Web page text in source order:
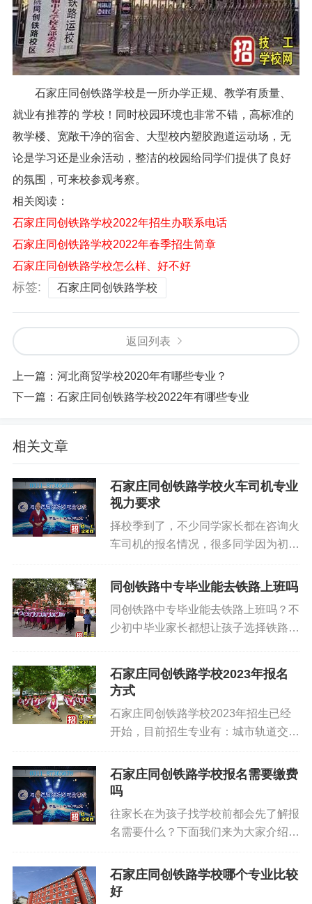
石家庄同创铁路学校是一所办学正规、教学有质量、
就业有推荐的 学校！同时校园环境也非常不错，高标准的
教学楼、宽敞干净的宿舍、大型校内塑胶跑道运动场，无
论是学习还是业余活动，整洁的校园给同学们提供了良好
的氛围，可来校参观考察。
相关阅读：
石家庄同创铁路学校2022年招生办联系电话
石家庄同创铁路学校2022年春季招生简章
石家庄同创铁路学校怎么样、好不好
标签: 石家庄同创铁路学校
返回列表
上一篇： 河北商贸学校2020年有哪些专业？
下一篇： 石家庄同创铁路学校2022年有哪些专业
相关文章
石家庄同创铁路学校火车司机专业
视力要求
择校季到了，不少同学家长都在咨询火
车司机的报名情况，很多同学因为初中
么石家庄同创铁路学校火车司机专业视
车司机专业近视眼能学吗？ 根据铁路
机车车辆驾驶证体检近视眼是不限制考
驾照视力的要求如下： 1、无重度近
视、远视、弱视等情况； 2、无色盲、
色弱、辩色不清等情况； 3、无夜盲、
夜视障碍等问题。 学生视力满足以上
约电话18803116861 或
18332470647（同微信）。 ...
同创铁路中专毕业能去铁路上班吗
同创铁路中专毕业能去铁路上班吗？不
少初中毕业家长都想让孩子选择铁路学
杨老师来的大家介绍一下。 中专毕业
后就业形式： 1、工作定位：基础型、
服务型岗位就业； 2、就业身份：工人
身份、技工身份就业； 3、薪资待遇：
据工种及环境地域的影响有所区别；
4、岗位需求：基础岗位需求量大，没
必要招聘高学历从而增加使用成本。
通过以上四点大家不难看出，中专生毕
国企单位相对来说工资水平还是比其他
单位的基础岗位要高上不少的，另...
石家庄同创铁路学校2023年报名
方式
石家庄同创铁路学校2023年招生已经
开始，目前招生专业有：城市轨道交通
路运输管理专业、城市轨道交通运营管
理专业、铁道车辆运用与检修专业等，
划学铁路专业的同学们可以进行登记报
名啦！ 石家庄同创铁路学校报名方式
信添加学校老师（微信号
18803116861），登记学生信息，可
石家庄同创铁路学校报名需要缴费
吗
往家长在为孩子找学校前都会先了解报
名需要什么？下面我们来为大家介绍一
吗？石家庄同创铁路运输学校报名需要
什么资料？ 1、报名需携带毕业证、身
石家庄同创铁路学校哪个专业比较
好